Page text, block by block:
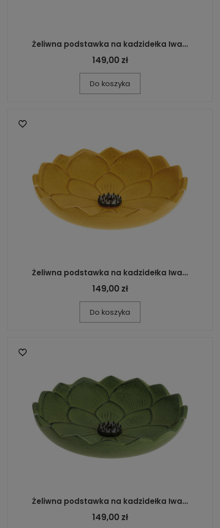
Żeliwna podstawka na kadzidełka Iwa...
149,00 zł
Do koszyka
Żeliwna podstawka na kadzidełka Iwa...
149,00 zł
Do koszyka
Żeliwna podstawka na kadzidełka Iwa...
149,00 zł